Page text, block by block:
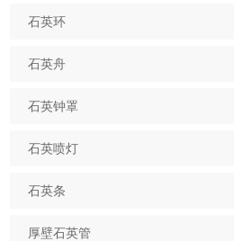
石英环
石英舟
石英钟罩
石英喷灯
石英条
厚壁石英管